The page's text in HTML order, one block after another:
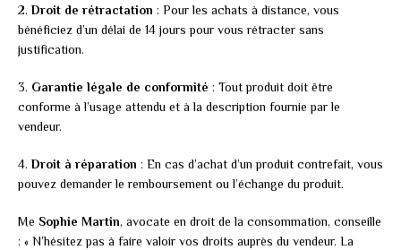
2. Droit de rétractation : Pour les achats à distance, vous
bénéficiez d’un délai de 14 jours pour vous rétracter sans
justification.
3. Garantie légale de conformité : Tout produit doit être
conforme à l’usage attendu et à la description fournie par le
vendeur.
4. Droit à réparation : En cas d’achat d’un produit contrefait, vous
pouvez demander le remboursement ou l’échange du produit.
Me Sophie Martin, avocate en droit de la consommation, conseille
: « N’hésitez pas à faire valoir vos droits auprès du vendeur. La